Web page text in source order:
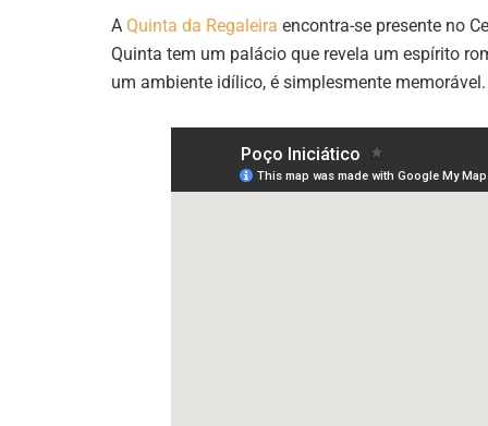
A Quinta da Regaleira encontra-se presente no
Quinta tem um palácio que revela um espírito
um ambiente idílico, é simplesmente memorável.